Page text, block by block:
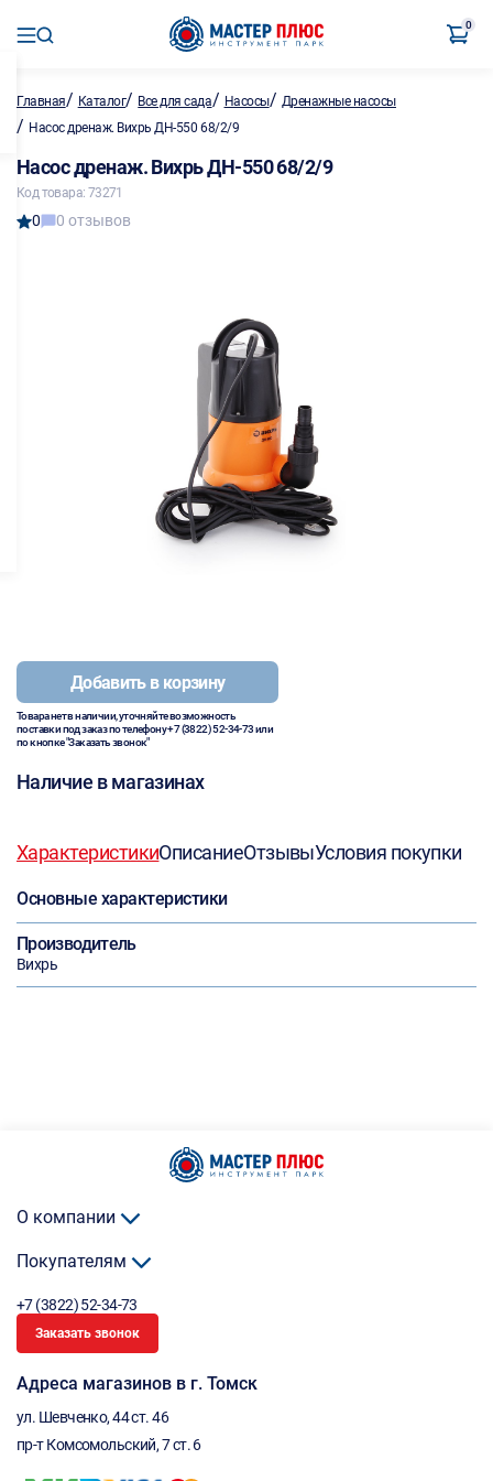
0
Главная/ Каталог/ Все для сада/ Насосы/ Дренажные насосы
/ Насос дренаж. Вихрь ДН-550 68/2/9
Насос дренаж. Вихрь ДН-550 68/2/9
Код товара: 73271
0 0 отзывов
Добавить в корзину
Товара нет в наличии, уточняйте возможность
поставки под заказ по телефону+7 (3822) 52-34-73или
по кнопке "Заказать звонок"
Наличие в магазинах
ХарактеристикиОписаниеОтзывыУсловия покупки
Основные характеристики
Производитель
Вихрь
О компании
Покупателям
+7 (3822) 52-34-73
Заказать звонок
Адреса магазинов в г. Томск
ул. Шевченко, 44 ст. 46
пр-т Комсомольский, 7 ст. 6